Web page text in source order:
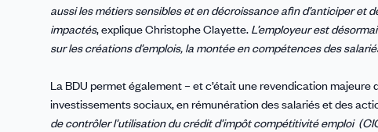
aussi les métiers sensibles et en décroissance afin d’anticiper et
impactés, explique Christophe Clayette. L’employeur est
sur les créations d’emplois, la montée en compétences des
La BDU permet également – et c’était une revendication
investissements sociaux, en rémunération des salariés et des
de contrôler l’utilisation du crédit d’impôt compétitivité emploi